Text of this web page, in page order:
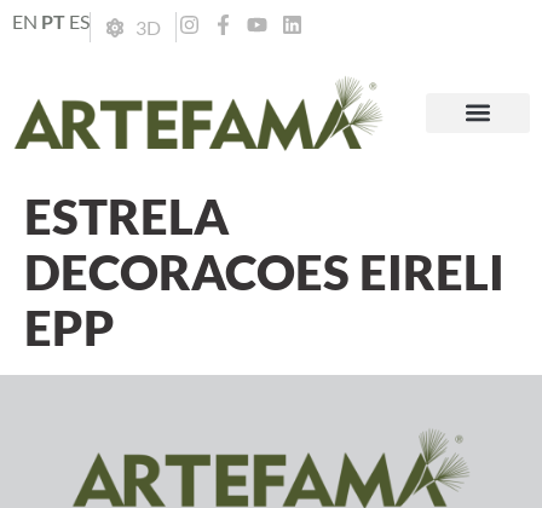
EN PT ES 3D
ESTRELA
DECORACOES EIRELI
EPP